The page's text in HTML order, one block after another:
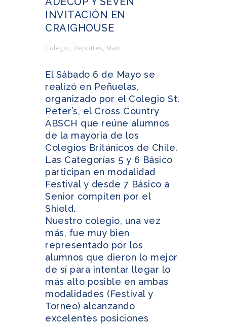
INVITACIÓN EN
CRAIGHOUSE
Colegio Deportes Main
El Sábado 6 de Mayo se
realizó en Peñuelas,
organizado por el Colegio St.
Peter’s, el Cross Country
ABSCH que reúne alumnos
de la mayoría de los
Colegios Británicos de Chile.
Las Categorías 5 y 6 Básico
participan en modalidad
Festival y desde 7 Básico a
Senior compiten por el
Shield.
Nuestro colegio, una vez
más, fue muy bien
representado por los
alumnos que dieron lo mejor
de sí para intentar llegar lo
más alto posible en ambas
modalidades (Festival y
Torneo) alcanzando
excelentes posiciones